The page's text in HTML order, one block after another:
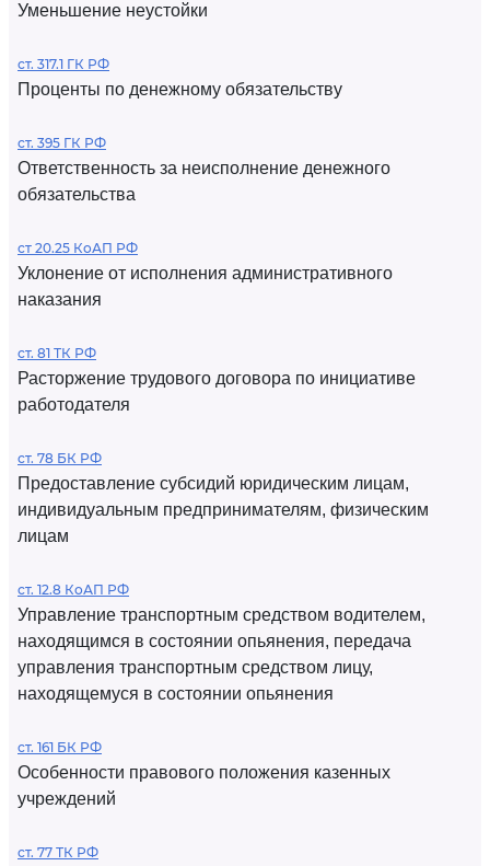
Уменьшение неустойки
ст. 317.1 ГК РФ
Проценты по денежному обязательству
ст. 395 ГК РФ
Ответственность за неисполнение денежного
обязательства
ст 20.25 КоАП РФ
Уклонение от исполнения административного
наказания
ст. 81 ТК РФ
Расторжение трудового договора по инициативе
работодателя
ст. 78 БК РФ
Предоставление субсидий юридическим лицам,
индивидуальным предпринимателям, физическим
лицам
ст. 12.8 КоАП РФ
Управление транспортным средством водителем,
находящимся в состоянии опьянения, передача
управления транспортным средством лицу,
находящемуся в состоянии опьянения
ст. 161 БК РФ
Особенности правового положения казенных
учреждений
ст. 77 ТК РФ